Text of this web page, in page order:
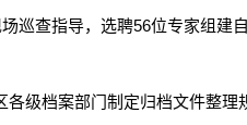
巡查指导，选聘56位专家组建
级档案部门制定归档文件整理